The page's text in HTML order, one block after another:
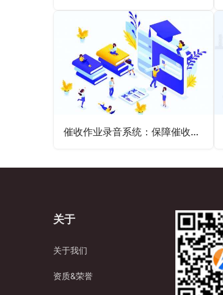
催收作业录音系统：保障催收规范的利器
关于
关于我们
资质&荣誉